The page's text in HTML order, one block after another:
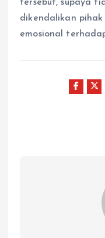
tersebut, supaya
dikendalikan
emosional